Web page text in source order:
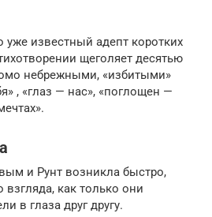
известный адепт коротких
щеголяет десятью
небрежными, «избитыми»
, «глаз — нас», «поглощен —
и Рунт возникла быстро,
взгляда, как только они
в глаза друг другу.